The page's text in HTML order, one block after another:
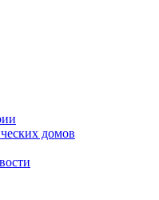
домов